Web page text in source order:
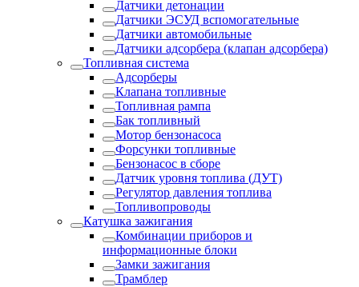
Датчики детонации
Датчики ЭСУД вспомогательные
Датчики автомобильные
Датчики адсорбера (клапан адсорбера)
Топливная система
Адсорберы
Клапана топливные
Топливная рампа
Бак топливный
Мотор бензонасоса
Форсунки топливные
Бензонасос в сборе
Датчик уровня топлива (ДУТ)
Регулятор давления топлива
Топливопроводы
Катушка зажигания
Комбинации приборов и
информационные блоки
Замки зажигания
Трамблер